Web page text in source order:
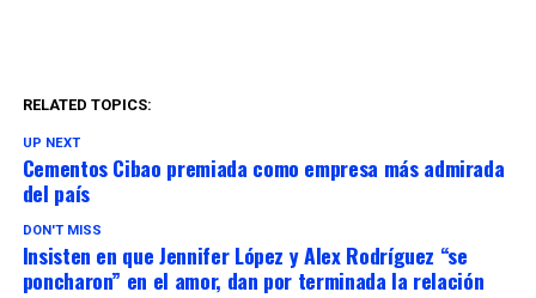
RELATED TOPICS:
UP NEXT
Cementos Cibao premiada como empresa más admirada
del país
DON'T MISS
Insisten en que Jennifer López y Alex Rodríguez “se
poncharon” en el amor, dan por terminada la relación